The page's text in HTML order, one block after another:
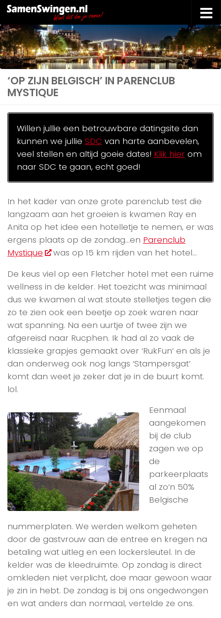
Doorgaan naar inhoud
‘OP ZIJN BELGISCH’ IN PARENCLUB
MYSTIQUE
Willen jullie een betrouwbare datingsite dan
kunnen we jullie SDC van harte aanbevelen,
veel stellen en altijd goeie dates! Klik hierom
naar SDC te gaan, echt goed!
In het kader van onze grote parenclub test die
langzaam aan het groeien is kwamen Ray en
Anita op het idee een hotelletje te nemen, er was
ergens plaats op de zondag…en Parenclub
Mystique
was op 15 km rijden van het hotel…
De keus viel op een Fletcher hotel met een ruime
wellness in de kelder. Het toezicht was minimaal
dus we kwamen al wat stoute stelletjes tegen die
zo te zien ook een beetje op zoek waren naar
wat spanning. Na een uurtje of twee zijn we
afgereisd naar Rucphen. Ik had al zo vaak de
klassieke grapjes gemaakt over ‘RukFun’ en als je
dan onderweg ook nog langs ‘Stampersgat’
komt dan weet je zeker dat je in de buurt komt.
lol.
Eenmaal
aangekomen
bij de club
zagen we op
de
parkeerplaats
al zo’n 50%
Belgische
nummerplaten. We werden welkom geheten
door de gastvrouw aan de entree en kregen na
betaling wat uitleg en een lockersleutel. In de
kelder was de kleedruimte. Op zondag is direct
omkleden niet verplicht, doe maar gewoon waar
je zin in hebt. De zondag is bij ons ongedwongen
en wat anders dan normaal, vertelde ze ons.